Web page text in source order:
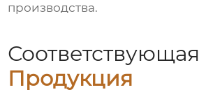
производства.
Соответствующая
Продукция